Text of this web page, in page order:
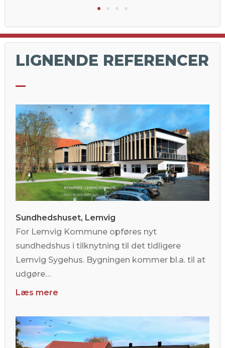
LIGNENDE REFERENCER
Sundhedshuset, Lemvig
For Lemvig Kommune opføres nyt
sundhedshus i tilknytning til det tidligere
Lemvig Sygehus. Bygningen kommer bl.a. til at
udgøre…
Læs mere